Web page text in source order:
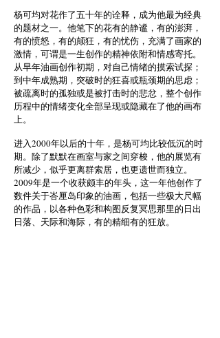
杨可均对花作了五十年的诠释，成为他最为经典
的题材之一。他笔下的花有的静谧，有的澎湃，
有的愤怒，有的颠狂，有的忧伤，充满了画家的
激情，可谓是一生创作的精神依附和情感寄托。
从早年油画创作初期，对自己情绪的摸索试探；
到中年成熟期，突破时的狂喜或瓶颈期的思虑；
被疏离时的孤独或是被打击时的悲忿，整个创作
历程中的情绪变化全部呈现或隐藏在了他的画布
上。
进入2000年以后的十年，是杨可均比较低沉的时
期。除了默默在画室与家之间穿梭，他的展览有
所减少，似乎更离群索居，也更遗世而独立。
2009年是一个收获颇丰的年头，这一年他创作了
数件关于峇厘岛印象的油画，包括一些极大尺幅
的作品，以各种色彩和构图反复冥思那里的日出
日落、天际和海际，有的精细有的狂放。